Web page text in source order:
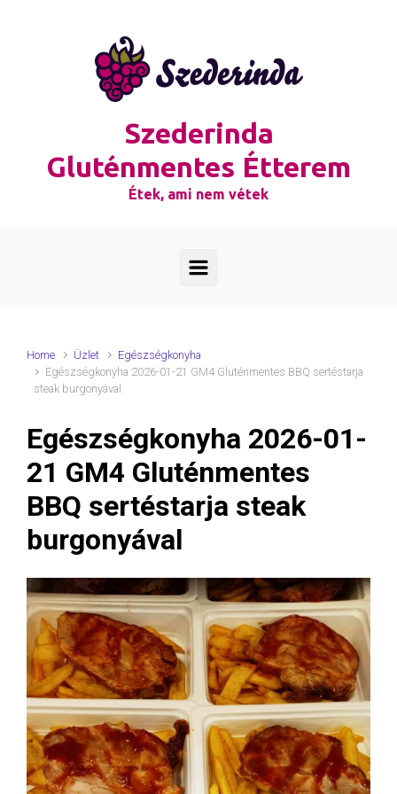
Szederinda
Gluténmentes Étterem
Étek, ami nem vétek
Home Üzlet
Egészségkonyha
Egészségkonyha 2026-01-21 GM4 Gluténmentes BBQ sertéstarja
steak burgonyával
Egészségkonyha 2026-01-
21 GM4 Gluténmentes
BBQ sertéstarja steak
burgonyával